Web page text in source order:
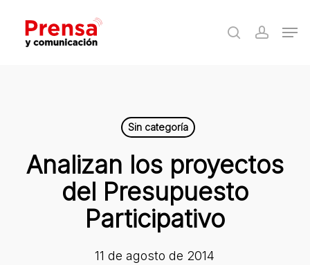
main
search
Sin categoría
Analizan los proyectos
del Presupuesto
Participativo
11 de agosto de 2014